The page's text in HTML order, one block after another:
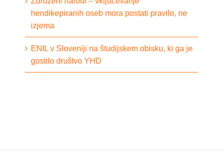
hendikepiranih oseb mora postati pravilo, ne
izjema
ENIL v Sloveniji na študijskem obisku, ki ga je
gostilo društvo YHD